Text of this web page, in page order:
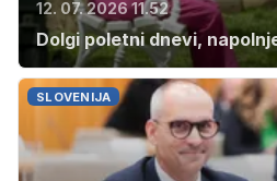
12. 07. 2026 11.52
Dolgi poletni dnevi,
SLOVENIJA